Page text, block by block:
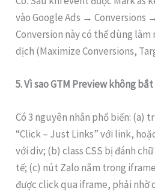
vào Google Ads → Conversions
Conversion này có thể dùng
dịch (Maximize Conversions,
5. Vì sao GTM Preview không
Có 3 nguyên nhân phổ biến: (a)
“Click – Just Links” với link,
với div; (b) class CSS bị đánh
tế; (c) nút Zalo nằm trong
được click qua iframe, phải nhờ